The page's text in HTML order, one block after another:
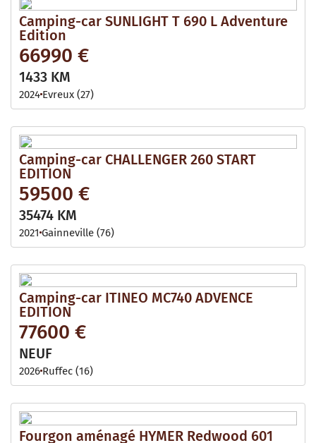
Camping-car SUNLIGHT T 690 L Adventure
Edition
66990 €
1433 KM
2024 Evreux (27)
Camping-car CHALLENGER 260 START
EDITION
59500 €
35474 KM
2021 Gainneville (76)
Camping-car ITINEO MC740 ADVENCE
EDITION
77600 €
NEUF
2026 Ruffec (16)
Fourgon aménagé HYMER Redwood 601